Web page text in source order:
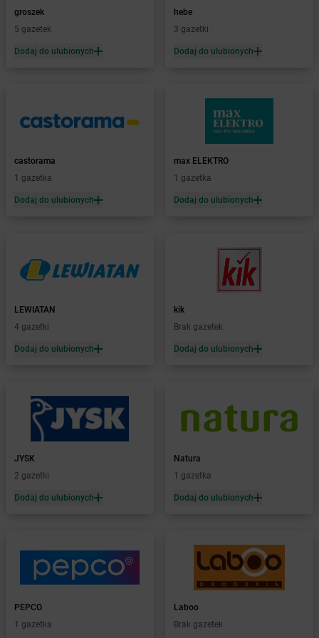
Żabka BG1
Żabka Biała
Żabka
Biała Druga
Białe Błota
Żabka Białka
Żabka Białobrzegi
Żabka Białogard
Żabka Białogóra
Żabka Białystok
Żabka Bibice
Żabka Biecz
Żabka Biedrusko
Żabka Bielany Wrocławskie
Żabka Bielsk Podlaski
Żabka
Bielsko
Bielsko-Biała
Żabka
Żabka Bieruń
Żabka Bieżuń
Żabka Biórków Mały
Żabka Biskupice
Żabka Biskupów
Żabka Blachownia
groszek
5 gazetek
Dodaj do ulubionych
hebe
3 gazetki
Dodaj do ulubionych
castorama
1 gazetka
Dodaj do ulubionych
max ELEKTRO
1 gazetka
Dodaj do ulubionych
LEWIATAN
4 gazetki
Dodaj do ulubionych
kik
Brak gazetek
Dodaj do ulubionych
JYSK
2 gazetki
Dodaj do ulubionych
Natura
1 gazetka
Dodaj do ulubionych
PEPCO
1 gazetka
Laboo
Brak gazetek